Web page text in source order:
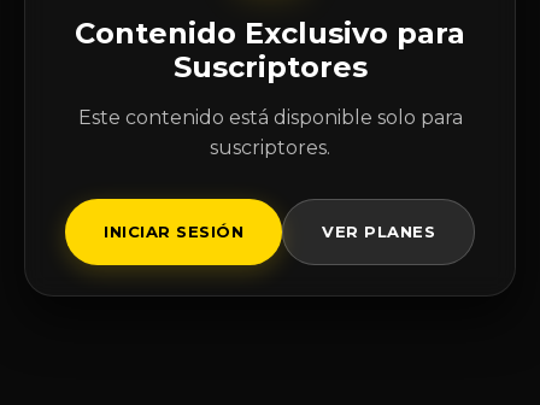
Contenido Exclusivo para
Suscriptores
Este contenido está disponible solo para
suscriptores.
INICIAR SESIÓN VER PLANES